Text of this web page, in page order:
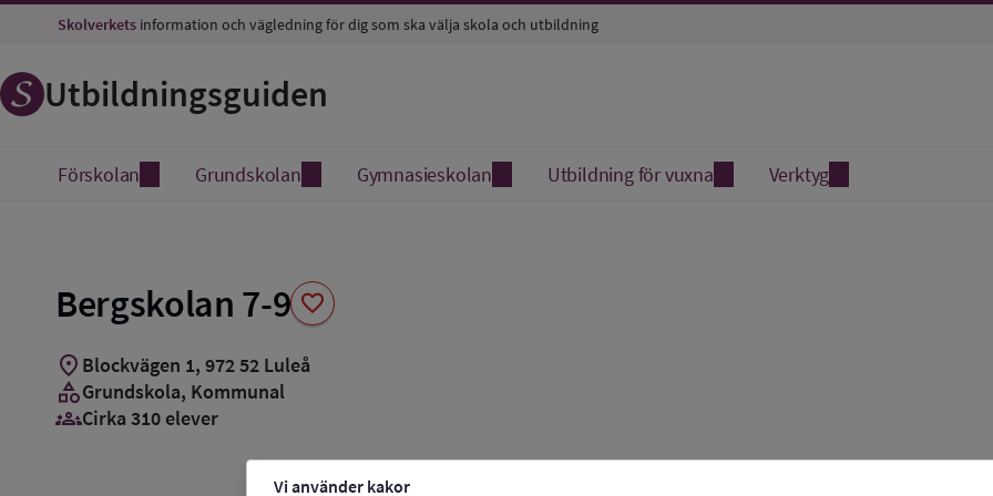
Vi använder kakor
Skolverkets information och vägledning för dig som ska välja skola och utbildning
Utbildningsguiden
Förskolan Grundskolan Gymnasieskolan Utbildning för vuxna Verktyg
Bergskolan 7-9 favorite
Spara
location_on Blockvägen 1, 97252 Luleå
categoryGrundskola, Kommunal
groups_3Cirka 310 elever